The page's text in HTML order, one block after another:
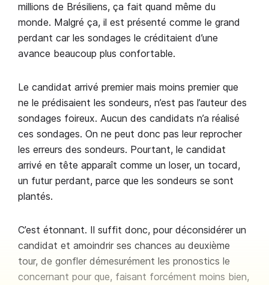
millions de Brésiliens, ça fait quand même du
monde. Malgré ça, il est présenté comme le grand
perdant car les sondages le créditaient d’une
avance beaucoup plus confortable.
Le candidat arrivé premier mais moins premier que
ne le prédisaient les sondeurs, n’est pas l’auteur des
sondages foireux. Aucun des candidats n’a réalisé
ces sondages. On ne peut donc pas leur reprocher
les erreurs des sondeurs. Pourtant, le candidat
arrivé en tête apparaît comme un loser, un tocard,
un futur perdant, parce que les sondeurs se sont
plantés.
C’est étonnant. Il suffit donc, pour déconsidérer un
candidat et amoindrir ses chances au deuxième
tour, de gonfler démesurément les pronostics le
concernant pour que, faisant forcément moins bien,